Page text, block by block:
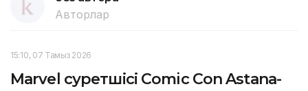
Авторлар
15:10, 07 Тамыз 2026
Marvel суретшісі Comic Con Astana-